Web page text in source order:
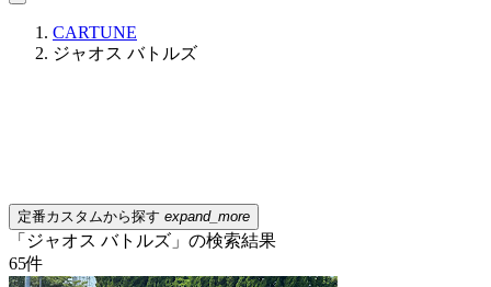
CARTUNE
ジャオス バトルズ
定番カスタムから探す expand_more
「ジャオス バトルズ」の検索結果
65件